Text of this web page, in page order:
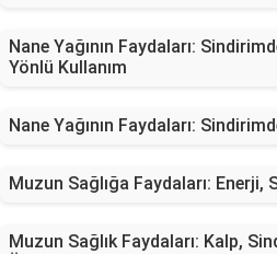
Nane Yağının Faydaları:
Yönlü Kullanım
Nane Yağının Faydaları:
Muzun Sağlığa Faydaları: Enerji,
Muzun Sağlık Faydaları: Kalp,